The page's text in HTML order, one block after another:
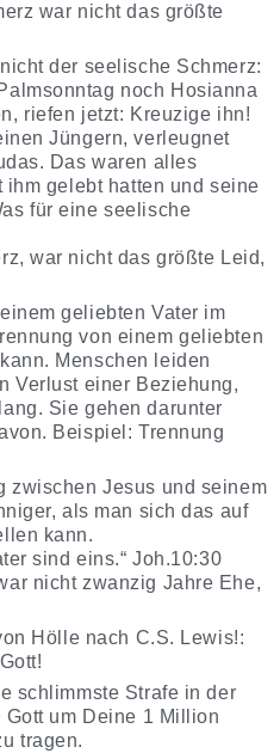
war nicht das größte
der seelische Schmerz:
noch Hosianna
riefen jetzt: Kreuzige ihn!
Jüngern, verleugnet
Das waren alles
gelebt hatten und seine
für eine seelische
war nicht das größte Leid,
geliebten Vater im
von einem geliebten
Menschen leiden
Verlust einer Beziehung,
Sie gehen darunter
Beispiel: Trennung
zwischen Jesus und seinem
als man sich das auf
kann.
sind eins.“ Joh.10:30
nicht zwanzig Jahre Ehe,
Hölle nach C.S. Lewis!:
schlimmste Strafe in der
um Deine 1 Million
tragen.